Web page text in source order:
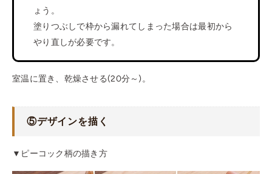
ょう。
塗りつぶしで枠から漏れてしまった場合は最初から
やり直しが必要です。
室温に置き、乾燥させる(20分～)。
⑤デザインを描く
▼ピーコック柄の描き方